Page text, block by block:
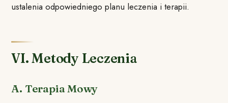
ustalenia odpowiedniego planu leczenia i terapii.
VI. Metody Leczenia
A. Terapia Mowy